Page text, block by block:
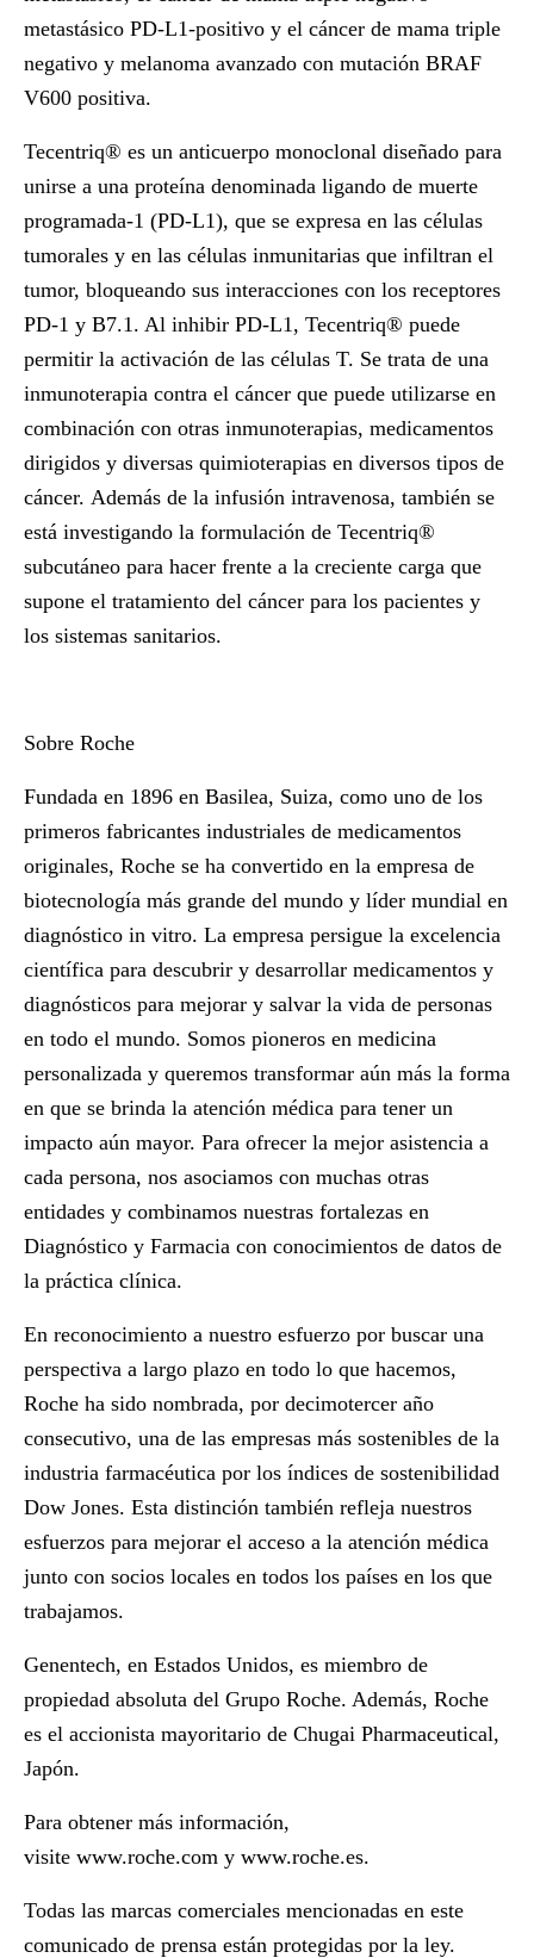
metastásico PD-L1-positivo y el cáncer de mama triple
negativo y melanoma avanzado con mutación BRAF
V600 positiva.
Tecentriq® es un anticuerpo monoclonal diseñado para
unirse a una proteína denominada ligando de muerte
programada-1 (PD-L1), que se expresa en las células
tumorales y en las células inmunitarias que infiltran el
tumor, bloqueando sus interacciones con los receptores
PD-1 y B7.1. Al inhibir PD-L1, Tecentriq® puede
permitir la activación de las células T. Se trata de una
inmunoterapia contra el cáncer que puede utilizarse en
combinación con otras inmunoterapias, medicamentos
dirigidos y diversas quimioterapias en diversos tipos de
cáncer. Además de la infusión intravenosa, también se
está investigando la formulación de Tecentriq®
subcutáneo para hacer frente a la creciente carga que
supone el tratamiento del cáncer para los pacientes y
los sistemas sanitarios.
Sobre Roche
Fundada en 1896 en Basilea, Suiza, como uno de los
primeros fabricantes industriales de medicamentos
originales, Roche se ha convertido en la empresa de
biotecnología más grande del mundo y líder mundial en
diagnóstico in vitro. La empresa persigue la excelencia
científica para descubrir y desarrollar medicamentos y
diagnósticos para mejorar y salvar la vida de personas
en todo el mundo. Somos pioneros en medicina
personalizada y queremos transformar aún más la forma
en que se brinda la atención médica para tener un
impacto aún mayor. Para ofrecer la mejor asistencia a
cada persona, nos asociamos con muchas otras
entidades y combinamos nuestras fortalezas en
Diagnóstico y Farmacia con conocimientos de datos de
la práctica clínica.
En reconocimiento a nuestro esfuerzo por buscar una
perspectiva a largo plazo en todo lo que hacemos,
Roche ha sido nombrada, por decimotercer año
consecutivo, una de las empresas más sostenibles de la
industria farmacéutica por los índices de sostenibilidad
Dow Jones. Esta distinción también refleja nuestros
esfuerzos para mejorar el acceso a la atención médica
junto con socios locales en todos los países en los que
trabajamos.
Genentech, en Estados Unidos, es miembro de
propiedad absoluta del Grupo Roche. Además, Roche
es el accionista mayoritario de Chugai Pharmaceutical,
Japón.
Para obtener más información,
visite www.roche.com y www.roche.es.
Todas las marcas comerciales mencionadas en este
comunicado de prensa están protegidas por la ley.